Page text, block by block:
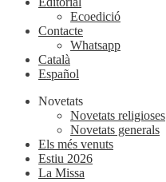
Ecoedició
Contacte
Whatsapp
Català
Español
Novetats
Novetats religioses
Novetats generals
Els més venuts
Estiu 2026
La Missa